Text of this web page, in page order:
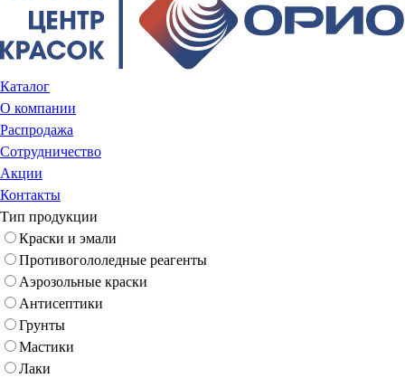
Каталог
О компании
Распродажа
Сотрудничество
Акции
Контакты
Тип продукции
Краски и эмали
Противогололедные реагенты
Аэрозольные краски
Антисептики
Грунты
Мастики
Лаки